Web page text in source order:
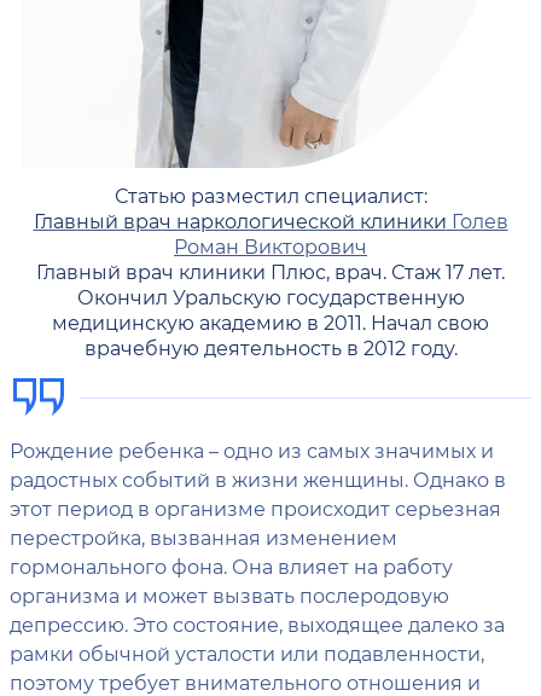
Статью разместил специалист:
Главный врач наркологической клиники Голев
Роман Викторович
Главный врач клиники Плюс, врач. Стаж 17 лет.
Окончил Уральскую государственную
медицинскую академию в 2011. Начал свою
врачебную деятельность в 2012 году.
Рождение ребенка – одно из самых значимых и
радостных событий в жизни женщины. Однако в
этот период в организме происходит серьезная
перестройка, вызванная изменением
гормонального фона. Она влияет на работу
организма и может вызвать послеродовую
депрессию. Это состояние, выходящее далеко за
рамки обычной усталости или подавленности,
поэтому требует внимательного отношения и